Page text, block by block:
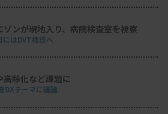
ゾンが現地入り、病院検査室を視察
にはDVT検診へ
高齢化など課題に
DXテーマに議論